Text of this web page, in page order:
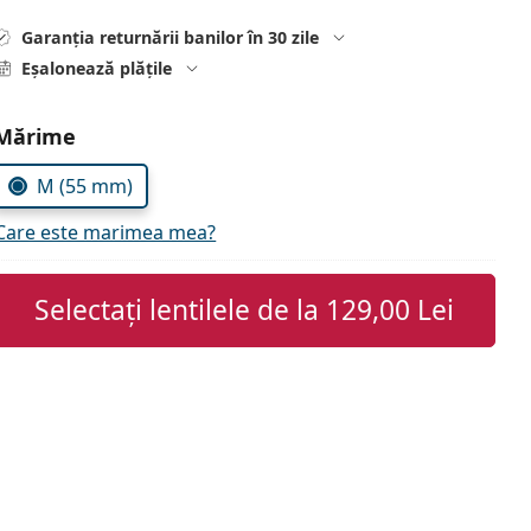
Garanția returnării banilor în 30 zile
Eșalonează plățile
parametrii
M (55 mm)
este marimea mea?
Selectați lentilele de la 129,00 Lei